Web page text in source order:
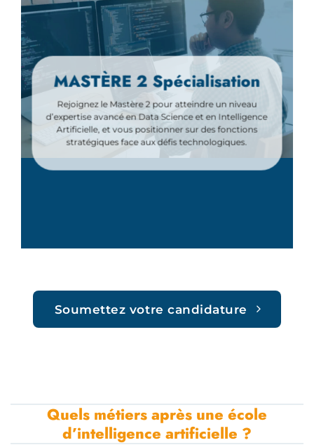
MASTÈRE 2 Spécialisation
Rejoignez le Mastère 2 pour atteindre un niveau
d’expertise avancé en Data Science et en Intelligence
Artificielle, et vous positionner sur des fonctions
stratégiques face aux défis technologiques.
Soumettez votre candidature
Quels métiers après une école
d’intelligence artificielle ?